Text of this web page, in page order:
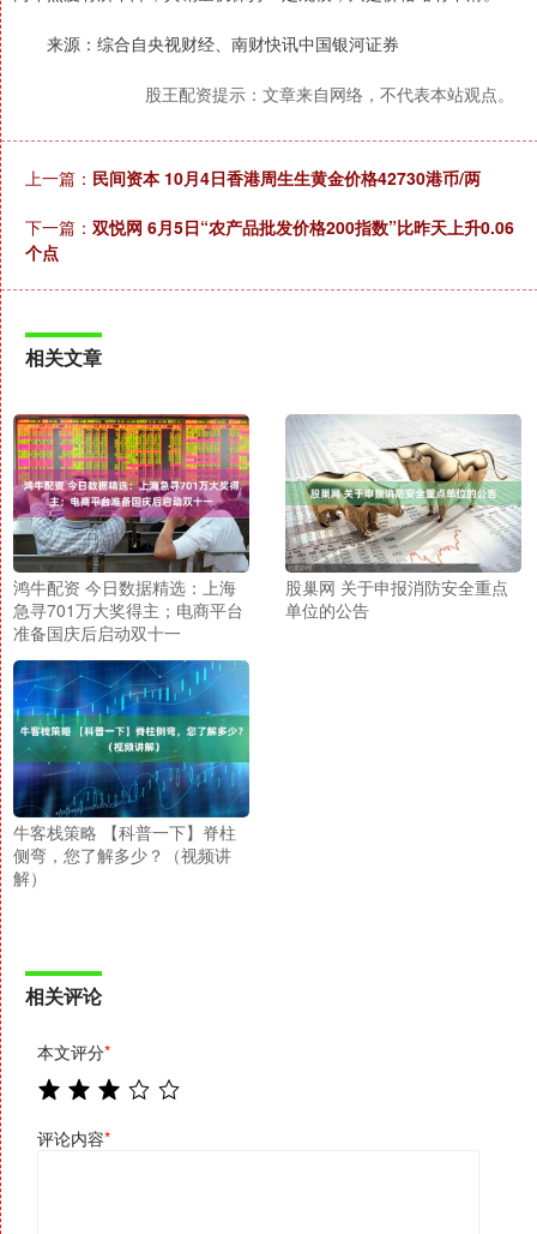
来源：综合自央视财经、南财快讯中国银河证券
股王配资提示：文章来自网络，不代表本站观点。
上一篇： 民间资本 10月4日香港周生生黄金价格42730港币/两
下一篇： 双悦网 6月5日“农产品批发价格200指数”比昨天上升0.06
个点
相关文章
鸿牛配资 今日数据精选：上海
急寻701万大奖得主；电商平台
准备国庆后启动双十一
股巢网 关于申报消防安全重点
单位的公告
牛客栈策略 【科普一下】脊柱
侧弯，您了解多少？（视频讲
解）
相关评论
本文评分*
评论内容*